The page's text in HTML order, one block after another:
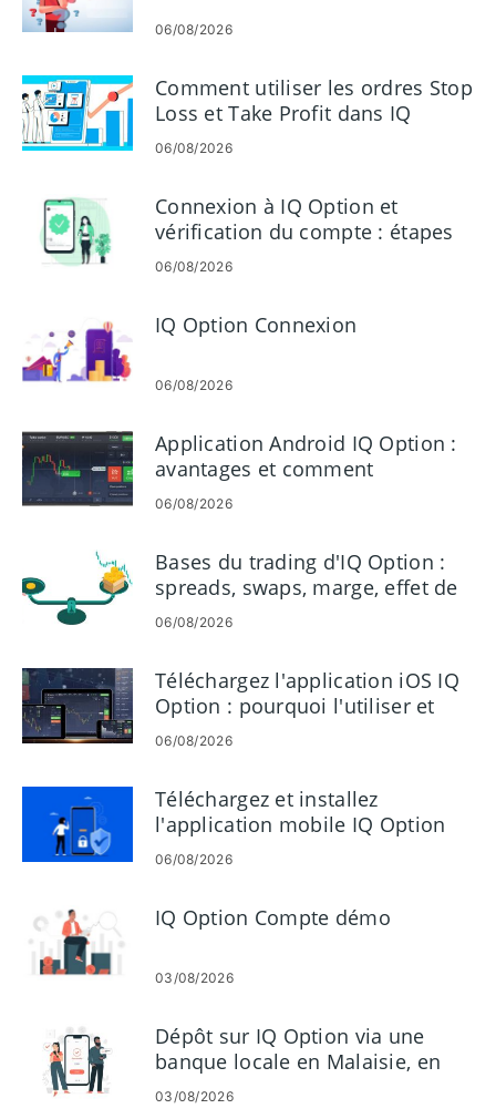
06/08/2026
Comment utiliser les ordres Stop
Loss et Take Profit dans IQ
Option
06/08/2026
Connexion à IQ Option et
vérification du compte : étapes
et exigences
06/08/2026
IQ Option Connexion
06/08/2026
Application Android IQ Option :
avantages et comment
télécharger
06/08/2026
Bases du trading d'IQ Option :
spreads, swaps, marge, effet de
levier
06/08/2026
Téléchargez l'application iOS IQ
Option : pourquoi l'utiliser et
comment l'installer
06/08/2026
Téléchargez et installez
l'application mobile IQ Option
sur Android et iOS
06/08/2026
IQ Option Compte démo
03/08/2026
Dépôt sur IQ Option via une
banque locale en Malaisie, en
Thaïlande et au Laos
03/08/2026